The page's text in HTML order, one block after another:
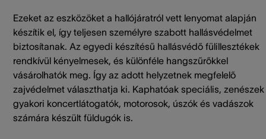
Ezeket az eszközöket a hallójáratról vett lenyomat alapján
készítik el, így teljesen személyre szabott hallásvédelmet
biztosítanak. Az egyedi készítésű hallásvédő fülillesztékek
rendkívül kényelmesek, és különféle hangszűrőkkel
vásárolhatók meg. Így az adott helyzetnek megfelelő
zajvédelmet választhatja ki. Kaphatóak speciális, zenészek
gyakori koncertlátogatók, motorosok, úszók és vadászok
számára készült füldugók is.